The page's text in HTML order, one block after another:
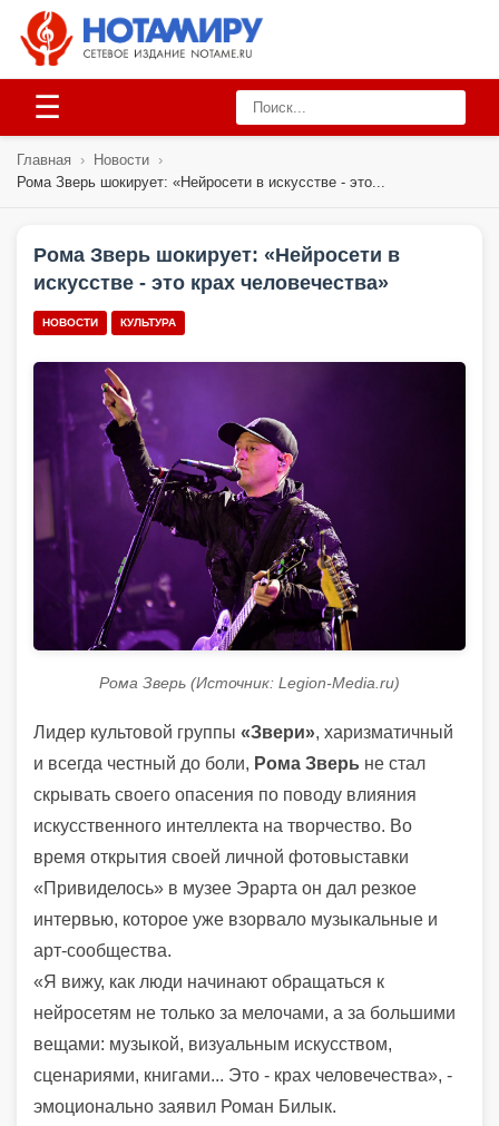
☰
Главная › Новости ›
Рома Зверь шокирует: «Нейросети в искусстве - это...
Рома Зверь шокирует: «Нейросети в
искусстве - это крах человечества»
НОВОСТИ КУЛЬТУРА
Рома Зверь (Источник: Legion-Media.ru)
Лидер культовой группы «Звери», харизматичный
и всегда честный до боли, Рома Зверь не стал
скрывать своего опасения по поводу влияния
искусственного интеллекта на творчество. Во
время открытия своей личной фотовыставки
«Привиделось» в музее Эрарта он дал резкое
интервью, которое уже взорвало музыкальные и
арт-сообщества.
«Я вижу, как люди начинают обращаться к
нейросетям не только за мелочами, а за большими
вещами: музыкой, визуальным искусством,
сценариями, книгами... Это - крах человечества», -
эмоционально заявил Роман Билык.